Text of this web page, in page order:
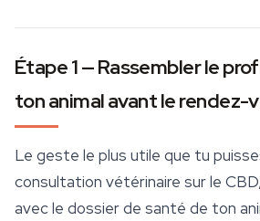
Étape 1 — Rassembler le
ton animal avant le rendez-
Le geste le plus utile que tu
consultation vétérinaire sur le
avec le dossier de santé de ton